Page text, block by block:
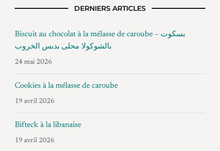
DERNIERS ARTICLES
Biscuit au chocolat à la mélasse de caroube – بسكوت
بالشوكولا محلى بدبس الخروب
24 mai 2026
Cookies à la mélasse de caroube
19 avril 2026
Bifteck à la libanaise
19 avril 2026